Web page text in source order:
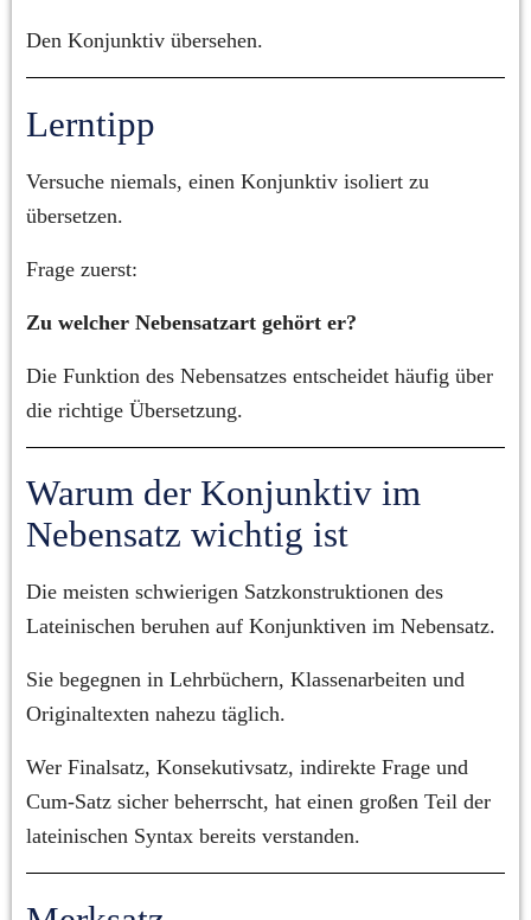
Den Konjunktiv übersehen.
Lerntipp
Versuche niemals, einen Konjunktiv isoliert zu
übersetzen.
Frage zuerst:
Zu welcher Nebensatzart gehört er?
Die Funktion des Nebensatzes entscheidet häufig über
die richtige Übersetzung.
Warum der Konjunktiv im
Nebensatz wichtig ist
Die meisten schwierigen Satzkonstruktionen des
Lateinischen beruhen auf Konjunktiven im Nebensatz.
Sie begegnen in Lehrbüchern, Klassenarbeiten und
Originaltexten nahezu täglich.
Wer Finalsatz, Konsekutivsatz, indirekte Frage und
Cum-Satz sicher beherrscht, hat einen großen Teil der
lateinischen Syntax bereits verstanden.